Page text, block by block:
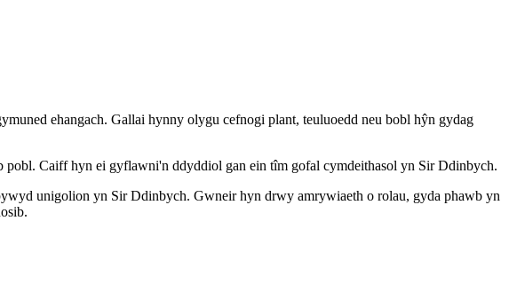
ehangach. Gallai hynny olygu cefnogi plant, teuluoedd neu bobl hŷn gydag
Caiff hyn ei gyflawni'n ddyddiol gan ein tîm gofal cymdeithasol yn Sir Ddinbych.
unigolion yn Sir Ddinbych. Gwneir hyn drwy amrywiaeth o rolau, gyda phawb yn